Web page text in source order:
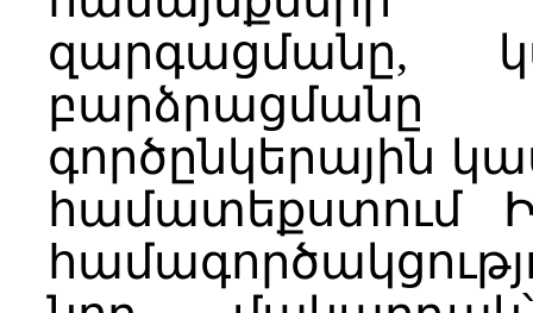
զարգացմանը,
գործընկերային
համատեքստում